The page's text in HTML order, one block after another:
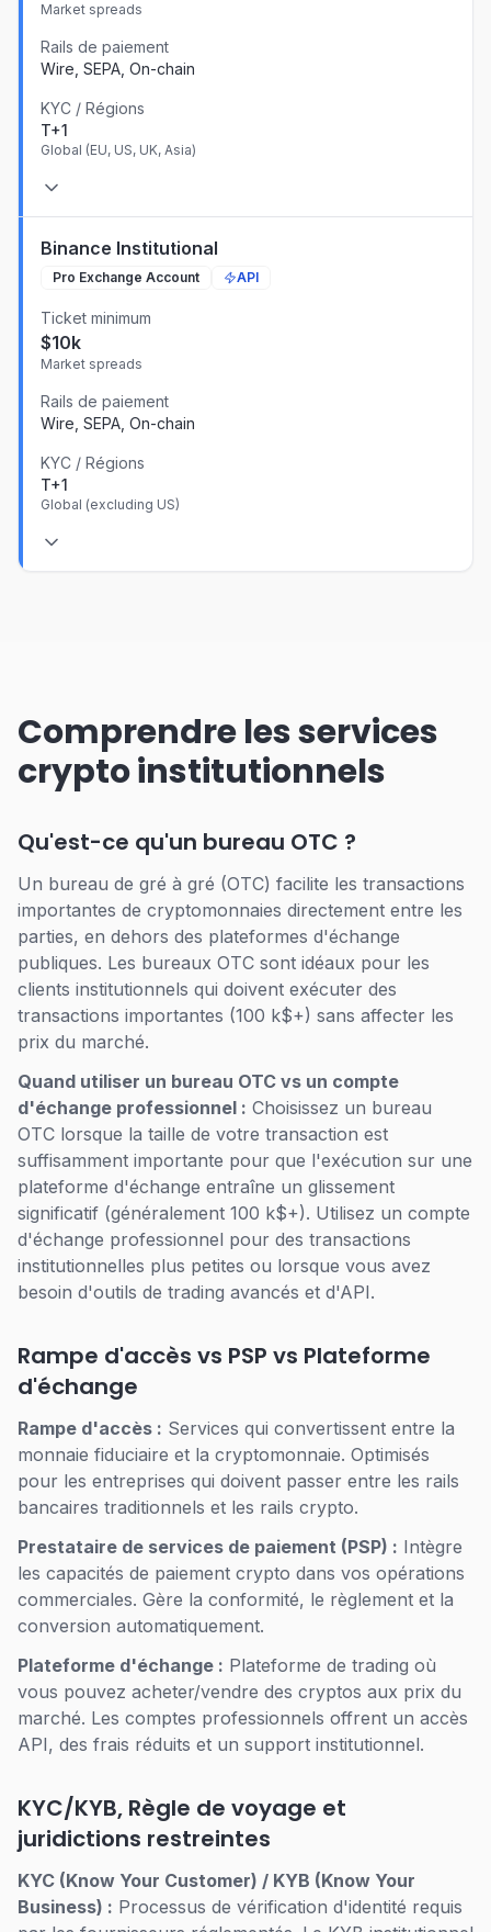
Market spreads
Rails de paiement
Wire, SEPA, On-chain
KYC / Régions
T+1
Global (EU, US, UK, Asia)
Binance Institutional
Pro Exchange Account API
Ticket minimum
$10k
Market spreads
Rails de paiement
Wire, SEPA, On-chain
KYC / Régions
T+1
Global (excluding US)
Comprendre les services
crypto institutionnels
Qu'est-ce qu'un bureau OTC ?
Un bureau de gré à gré (OTC) facilite les transactions
importantes de cryptomonnaies directement entre les
parties, en dehors des plateformes d'échange
publiques. Les bureaux OTC sont idéaux pour les
clients institutionnels qui doivent exécuter des
transactions importantes (100 k$+) sans affecter les
prix du marché.
Quand utiliser un bureau OTC vs un compte
d'échange professionnel : Choisissez un bureau
OTC lorsque la taille de votre transaction est
suffisamment importante pour que l'exécution sur une
plateforme d'échange entraîne un glissement
significatif (généralement 100 k$+). Utilisez un compte
d'échange professionnel pour des transactions
institutionnelles plus petites ou lorsque vous avez
besoin d'outils de trading avancés et d'API.
Rampe d'accès vs PSP vs Plateforme
d'échange
Rampe d'accès : Services qui convertissent entre la
monnaie fiduciaire et la cryptomonnaie. Optimisés
pour les entreprises qui doivent passer entre les rails
bancaires traditionnels et les rails crypto.
Prestataire de services de paiement (PSP) : Intègre
les capacités de paiement crypto dans vos opérations
commerciales. Gère la conformité, le règlement et la
conversion automatiquement.
Plateforme d'échange : Plateforme de trading où
vous pouvez acheter/vendre des cryptos aux prix du
marché. Les comptes professionnels offrent un accès
API, des frais réduits et un support institutionnel.
KYC/KYB, Règle de voyage et
juridictions restreintes
KYC (Know Your Customer) / KYB (Know Your
Business) : Processus de vérification d'identité requis